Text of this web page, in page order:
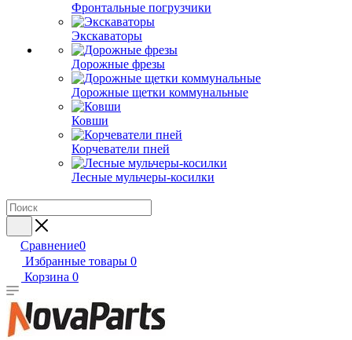
Фронтальные погрузчики
Экскаваторы
Дорожные фрезы
Дорожные щетки коммунальные
Ковши
Корчеватели пней
Лесные мульчеры-косилки
Сравнение0
Избранные товары 0
Корзина 0